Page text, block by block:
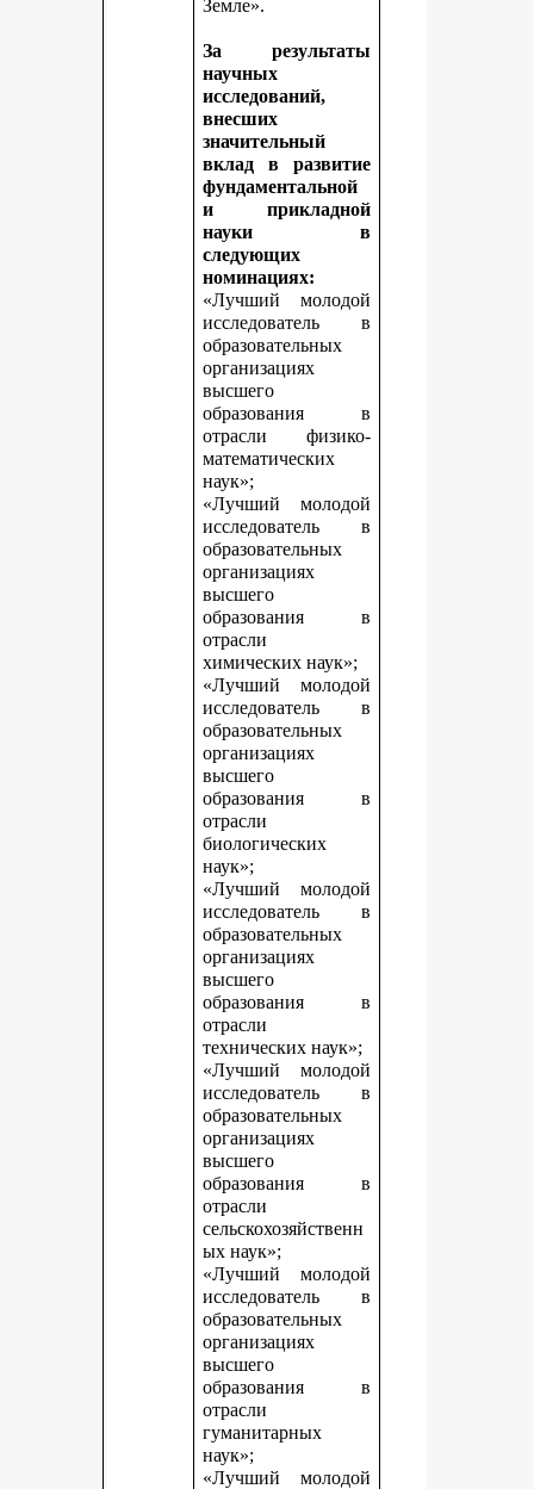
Земле».
За результаты
научных
исследований,
внесших
значительный
вклад в развитие
фундаментальной
и прикладной
науки в
следующих
номинациях:
«Лучший молодой
исследователь в
образовательных
организациях
высшего
образования в
отрасли физико-
математических
наук»;
«Лучший молодой
исследователь в
образовательных
организациях
высшего
образования в
отрасли
химических наук»;
«Лучший молодой
исследователь в
образовательных
организациях
высшего
образования в
отрасли
биологических
наук»;
«Лучший молодой
исследователь в
образовательных
организациях
высшего
образования в
отрасли
технических наук»;
«Лучший молодой
исследователь в
образовательных
организациях
высшего
образования в
отрасли
сельскохозяйственн
ых наук»;
«Лучший молодой
исследователь в
образовательных
организациях
высшего
образования в
отрасли
гуманитарных
наук»;
«Лучший молодой